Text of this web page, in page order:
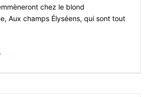
chez le blond
Aux champs Élyséens, qui sont tout